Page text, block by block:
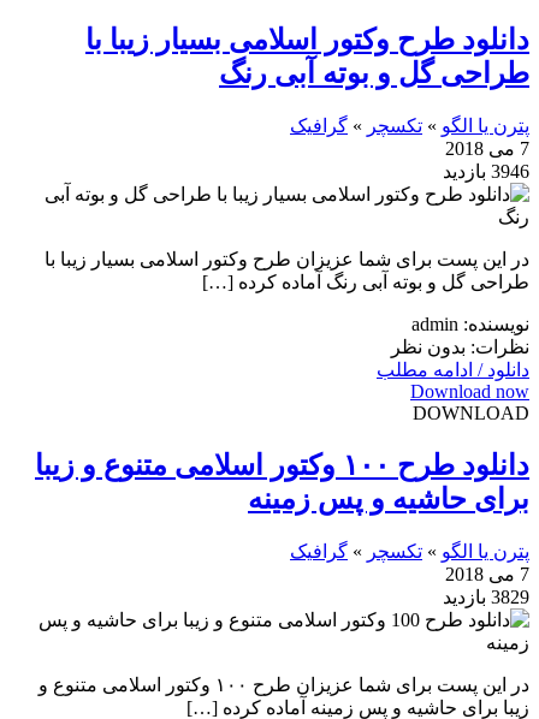
دانلود طرح وکتور اسلامی بسیار زیبا با
طراحی گل و بوته آبی رنگ
پترن یا الگو » تکسچر » گرافیک
7 می 2018
3946 بازدید
در این پست برای شما عزیزان طرح وکتور اسلامی بسیار زیبا با
طراحی گل و بوته آبی رنگ آماده کرده […]
نویسنده: admin
نظرات: بدون نظر
دانلود / ادامه مطلب
Download now
DOWNLOAD
دانلود طرح ۱۰۰ وکتور اسلامی متنوع و زیبا
برای حاشیه و پس زمینه
پترن یا الگو » تکسچر » گرافیک
7 می 2018
3829 بازدید
در این پست برای شما عزیزان طرح ۱۰۰ وکتور اسلامی متنوع و
زیبا برای حاشیه و پس زمینه آماده کرده […]